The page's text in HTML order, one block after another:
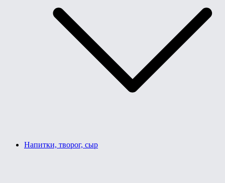
Напитки, творог, сыр